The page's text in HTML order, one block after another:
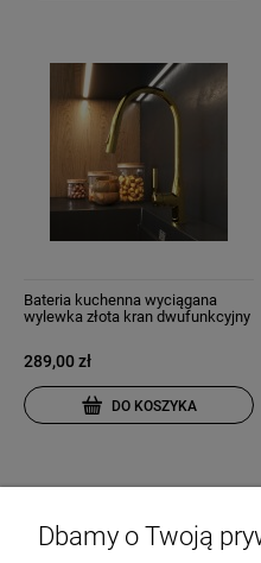
Bateria kuchenna wyciągana
wylewka złota kran dwufunkcyjny
289,00 zł
DO KOSZYKA
Dbamy o Twoją